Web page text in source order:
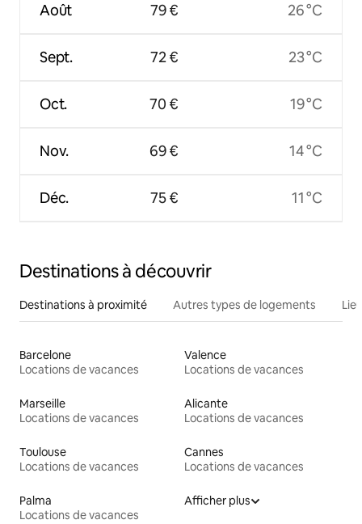
Août
Sept.
Oct.
Nov.
Déc.
79 €
72 €
70 €
69 €
75 €
26 °C
23 °C
19 °C
14 °C
11 °C
Destinations à découvrir
Destinations à proximité Autres types de logements
Barcelone
Locations de vacances
Valence
Locations de vacances
Marseille
Locations de vacances
Alicante
Locations de vacances
Toulouse
Locations de vacances
Cannes
Locations de vacances
Palma
Locations de vacances
Afficher plus